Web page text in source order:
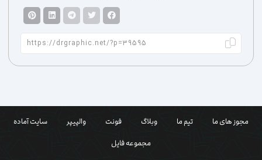
مجوز های ما تیم ما وبلاگ فونت والپیپر سایت آماده
مجموعه فایل